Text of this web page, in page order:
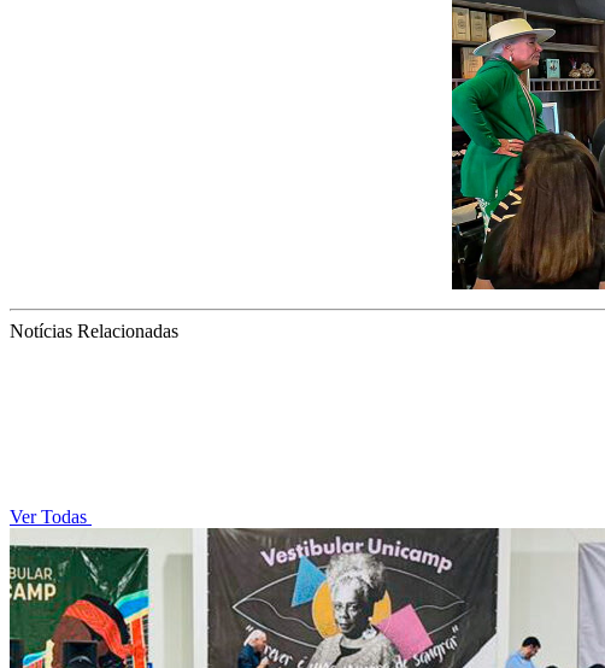
Notícias Relacionadas
Ver Todas